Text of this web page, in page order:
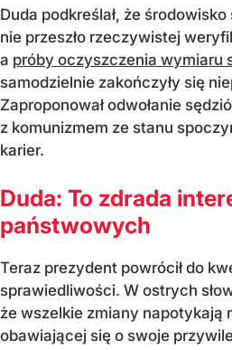
Duda podkreślał, że
nie przeszło rzeczywistej
a próby oczyszczenia wymiaru
samodzielnie zakończyły się
Zaproponował odwołanie
z komunizmem ze stanu
karier.
Duda: To zdrada
państwowych
Teraz prezydent powrócił do
sprawiedliwości. W ostrych
że wszelkie zmiany napotykają
obawiającej się o swoje